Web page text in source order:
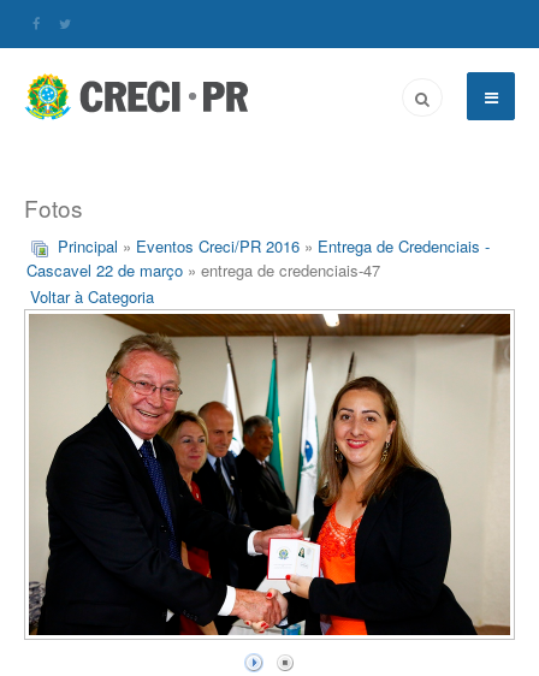
Fotos
Principal » Eventos Creci/PR 2016 » Entrega de Credenciais -
Cascavel 22 de março » entrega de credenciais-47
Voltar à Categoria